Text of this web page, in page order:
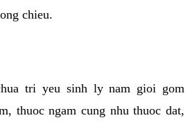
chieu.
tri yeu sinh ly nam gioi gom
thuoc ngam cung nhu thuoc dat,